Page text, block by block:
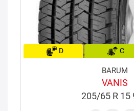
D C
BARUM
VANIS
205/65 R 15